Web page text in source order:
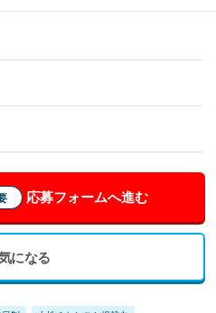
応募フォームへ進む
になる